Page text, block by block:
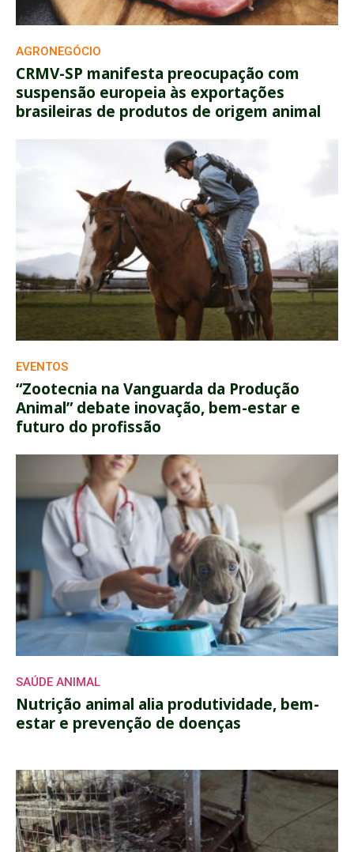
AGRONEGÓCIO
CRMV-SP manifesta preocupação com
suspensão europeia às exportações
brasileiras de produtos de origem animal
EVENTOS
“Zootecnia na Vanguarda da Produção
Animal” debate inovação, bem-estar e
futuro do profissão
SAÚDE ANIMAL
Nutrição animal alia produtividade, bem-
estar e prevenção de doenças